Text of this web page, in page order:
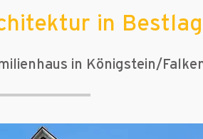
in
in Königstein/